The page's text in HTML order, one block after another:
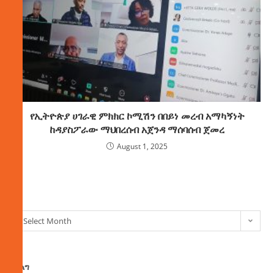
የኢትዮጵያ ሀገራዊ ምክክር ኮሚሽን በበይነ መረብ አማካኝነት
ከዳያስፖራው ማህበረሰብ አጀንዳ ማሰባሰብ ጀመረ
August 1, 2025
Select Month
ፈልግ